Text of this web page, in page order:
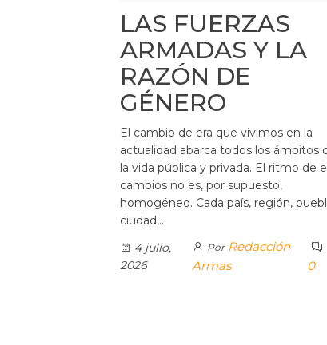
LAS FUERZAS
ARMADAS Y LA
RAZÓN DE
GÉNERO
El cambio de era que vivimos en la
actualidad abarca todos los ámbitos
la vida pública y privada. El ritmo de
cambios no es, por supuesto,
homogéneo. Cada país, región,
ciudad,…
4 julio,
2026
Por Redacción
Armas
0